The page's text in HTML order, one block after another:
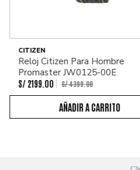
CITIZEN
Reloj Citizen Para Hombre
Promaster JW0125-00E
S/ 2199. 00 S/4399.00